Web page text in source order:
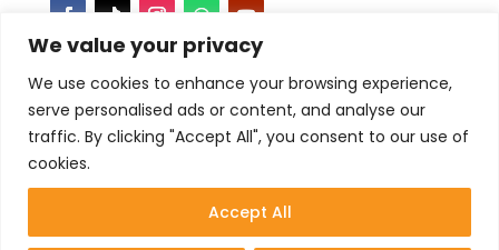
We value your privacy
We use cookies to enhance your browsing experience,
serve personalised ads or content, and analyse our
traffic. By clicking "Accept All", you consent to our use of
cookies.
Accept All
+62 821-2388-2676 (WA Only)
admin@relawannusantara.org
: Dana yang didonasikan melalui
Relawan Nusantara dimiliki secara penuh dan